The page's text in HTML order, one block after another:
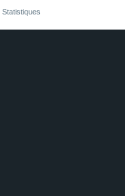
Statistiques